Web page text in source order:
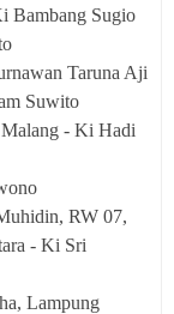
Bambang Sugio
Taruna Aji
Suwito
- Ki Hadi
RW 07,
- Ki Sri
Lampung